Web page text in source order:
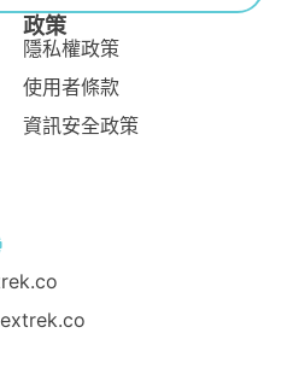
政策
隱私權政策
使用者條款
資訊安全政策